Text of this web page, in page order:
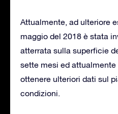
Attualmente, ad ulteriore
maggio del 2018 è stata
atterrata sulla superficie
sette mesi ed attualmente
ottenere ulteriori dati sul
condizioni.